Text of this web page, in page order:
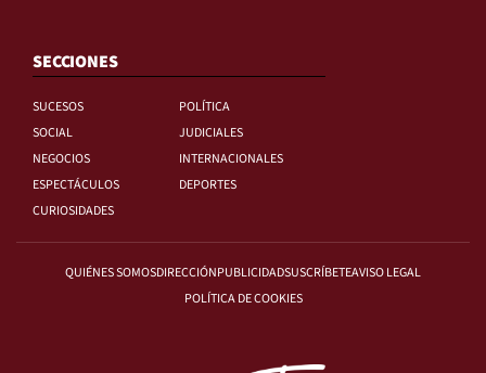
SECCIONES
SUCESOS
POLÍTICA
SOCIAL
JUDICIALES
NEGOCIOS
INTERNACIONALES
ESPECTÁCULOS
DEPORTES
CURIOSIDADES
QUIÉNES SOMOSDIRECCIÓNPUBLICIDADSUSCRÍBETEAVISO LEGAL
POLÍTICA DE COOKIES